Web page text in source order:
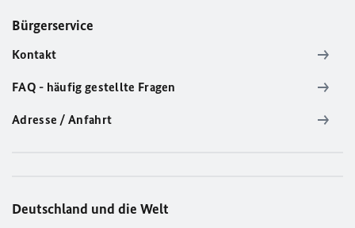
Bürgerservice
Kontakt
FAQ - häufig gestellte Fragen
Adresse / Anfahrt
Deutschland und die Welt